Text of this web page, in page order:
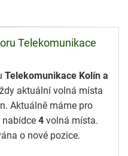
Telekomunikace
Telekomunikace Kolín a
aktuální volná místa
Aktuálně máme pro
nabídce 4 volná místa.
o nové pozice.